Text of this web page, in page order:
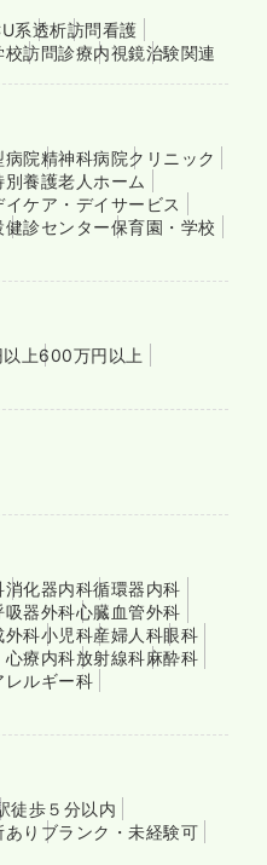
系透析訪問看護
校訪問診療内視鏡治験関連
病院精神科病院クリニック
別養護老人ホーム
イケア・デイサービス
健診センター保育園・学校
上600万円以上
消化器内科循環器内科
吸器外科心臓血管外科
外科小児科産婦人科眼科
心療内科放射線科麻酔科
レルギー科
徒歩５分以内
り ブランク・未経験可